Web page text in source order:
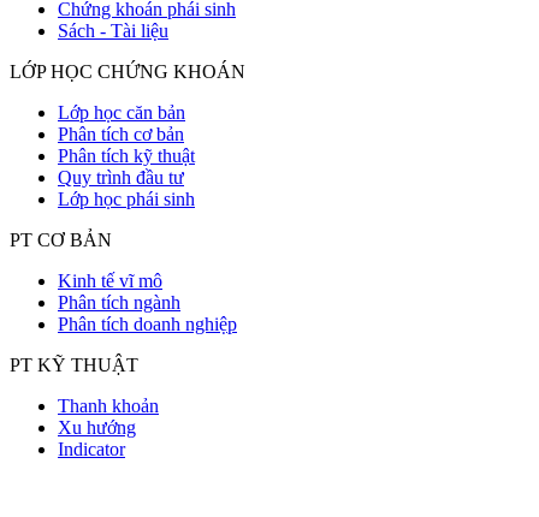
Chứng khoán phái sinh
Sách - Tài liệu
LỚP HỌC CHỨNG KHOÁN
Lớp học căn bản
Phân tích cơ bản
Phân tích kỹ thuật
Quy trình đầu tư
Lớp học phái sinh
PT CƠ BẢN
Kinh tế vĩ mô
Phân tích ngành
Phân tích doanh nghiệp
PT KỸ THUẬT
Thanh khoản
Xu hướng
Indicator